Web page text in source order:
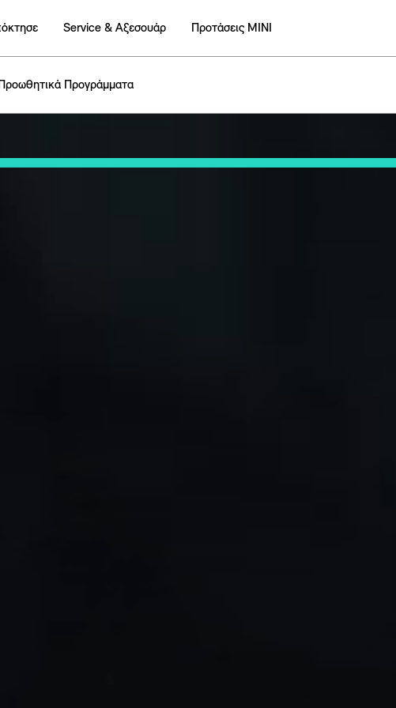
Service & Αξεσουάρ Προτάσεις ΜΙΝΙ
Προωθητικά Προγράμματα